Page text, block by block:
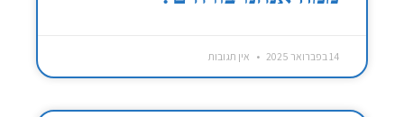
14 בפברואר 2025 אין תגובות